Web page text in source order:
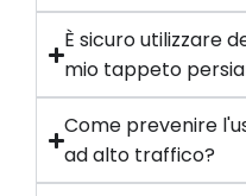
È sicuro utilizzare
mio tappeto
Come prevenire
ad alto traffico?